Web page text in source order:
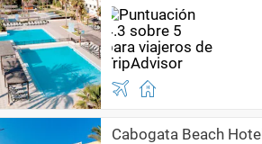
Cabogata Beach Hotel